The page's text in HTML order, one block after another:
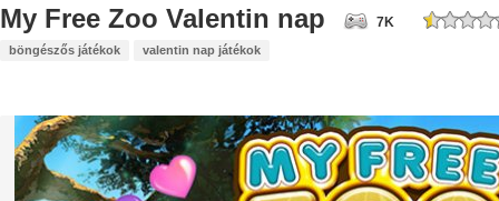
My Free Zoo Valentin nap
böngészős játékok valentin nap játékok
7K